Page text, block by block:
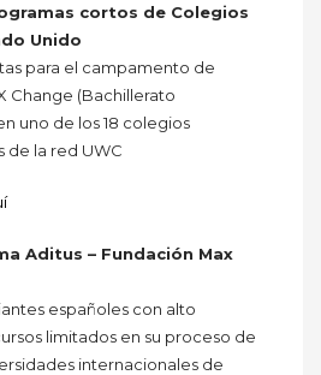
cortos de Colegios
Unido
para el campamento de
Change (Bachillerato
uno de los 18 colegios
de la red UWC
Aditus – Fundación Max
españoles con alto
limitados en su proceso de
internacionales de